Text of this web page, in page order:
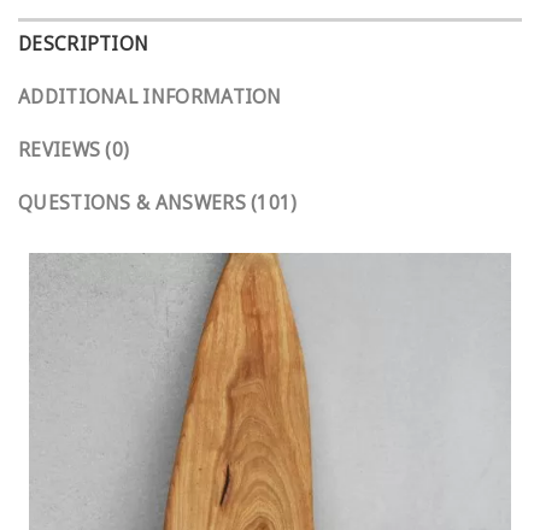
DESCRIPTION
ADDITIONAL INFORMATION
REVIEWS (0)
QUESTIONS & ANSWERS (101)